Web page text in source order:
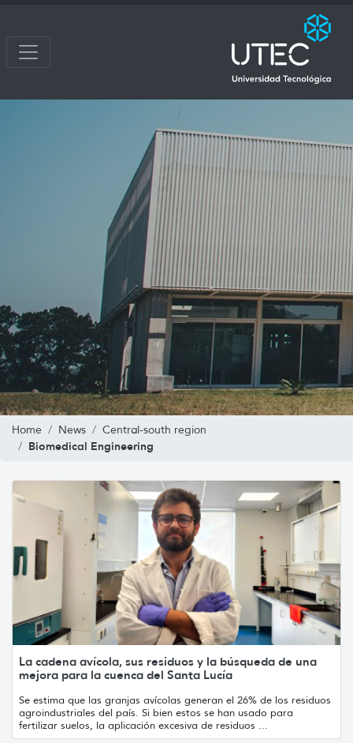
Home News Central-south region
Biomedical Engineering
La cadena avícola, sus residuos y la búsqueda de una
mejora para la cuenca del Santa Lucía
Se estima que las granjas avícolas generan el 26% de los residuos
agroindustriales del país. Si bien estos se han usado para
fertilizar suelos, la aplicación excesiva de residuos ...